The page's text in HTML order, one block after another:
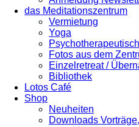
das Meditationszentrum
Vermietung
Yoga
Fotos aus dem
Einzelretreat /
Bibliothek
Lotos Café
Shop
Neuheiten
Downloads